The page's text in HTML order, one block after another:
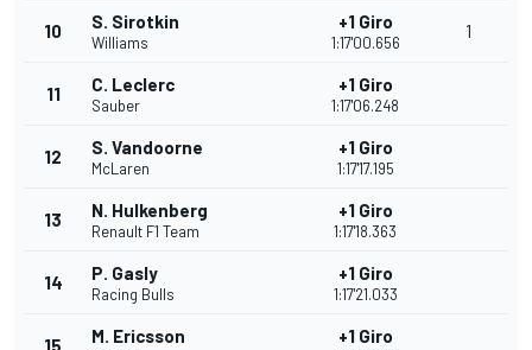
10 S. Sirotkin
Williams
+1 Giro
1:17'00.656
1
11 C. Leclerc
Sauber
+1 Giro
1:17'06.248
12 S. Vandoorne
McLaren
+1 Giro
1:17'17.195
13 N. Hulkenberg
Renault F1 Team
+1 Giro
1:17'18.363
14 P. Gasly
Racing Bulls
+1 Giro
1:17'21.033
15 M. Ericsson +1 Giro